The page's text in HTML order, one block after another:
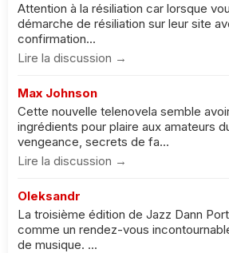
Attention à la résiliation car lorsque
démarche de résiliation sur leur site
confirmation...
Lire la discussion →
Max Johnson
Cette nouvelle telenovela semble
ingrédients pour plaire aux amateurs
vengeance, secrets de fa...
Lire la discussion →
Oleksandr
La troisième édition de Jazz Dann
comme un rendez-vous
de musique. ...